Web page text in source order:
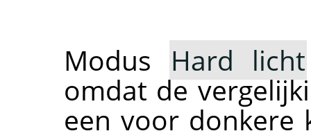
Modus Hard licht
omdat de
een voor donkere